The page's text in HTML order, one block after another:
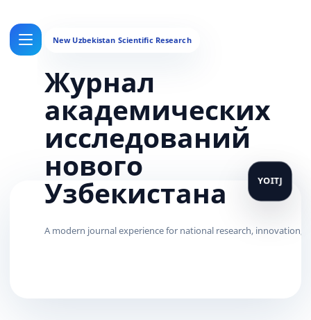
Журнал
академических
исследований
нового
Узбекистана